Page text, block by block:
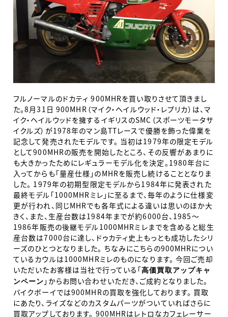
フルノーマルのドカティ 900MHRを買い取りさせて頂きまし
た。8月31日 900MHR（マイク・ヘイルウッド・レプリカ）は、マ
イク・ヘイルウッドを擁するイギリスのSMC（スポーツモータサ
イクルズ）が1978年のマン島TTレースで優勝を飾った偉業を
記念して発売されたモデルです。 当初は1979年の限定モデル
として900MHRの販売を開始したところ、その反響があまりに
も大きかったためにレギュラーモデル化を決定。1980年台に
入ってからも「量産仕様」のMHRを販売し続けることとなりま
した。 1979年の初期型限定モデルから1984年に発表された
最終モデル「1000MHRミレ」に至るまで、毎年のように仕様変
更が行われ、同じMHRでも各年式による違いは思いのほか大
きく、また、生産台数は1984年までが約6000台、1985～
1986年販売の後継モデル1000MHRミレまでを含めると総生
産台数は7000台に達し、ドゥカティ史上もっとも成功したシリ
ーズのひとつとなりました。 ちなみにこちらの900MHRについ
ているカウルは1000MHRミレのものになります。 今回ご売却
いただいたお客様は当社で行っている「高価買取アップキャ
ンペーン 」からお問い合わせいただき、ご成約となりました。
バイクボーイでは900MHRの買取を強化しております。 買取
にあたり、ライズなどのカスタムパーツがついていればさらに
買取アップしております。 900MHRはレトロなカフェレーサー